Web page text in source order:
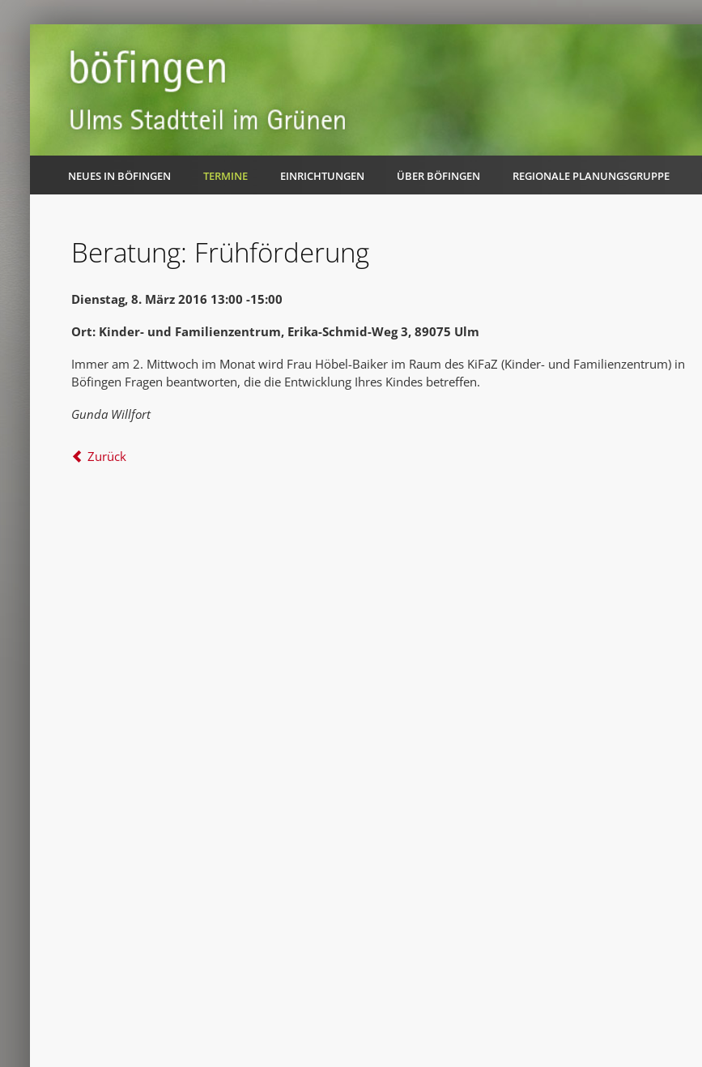
NEUES IN BÖFINGEN TERMINE EINRICHTUNGEN ÜBER BÖFINGEN REGIONALE PLANUNGSGRUPPE
AK Internet
Beratung: Frühförderung
Dienstag, 8. März 2016 13:00 -15:00
Ort: Kinder- und Familienzentrum, Erika-Schmid-Weg 3, 89075 Ulm
Immer am 2. Mittwoch im Monat wird Frau Höbel-Baiker im Raum des KiFaZ (Kinder- und Familienzentrum) in
Böfingen Fragen beantworten, die die Entwicklung Ihres Kindes betreffen.
Gunda Willfort
Zurück